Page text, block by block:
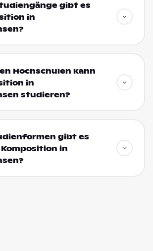
gibt es
in
Hochschulen kann
in
studieren?
gibt es
in